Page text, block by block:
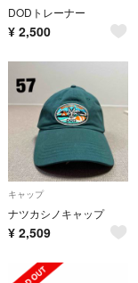
DODトレーナー
¥ 2,500
キャップ
ナツカシノキャップ
¥ 2,509